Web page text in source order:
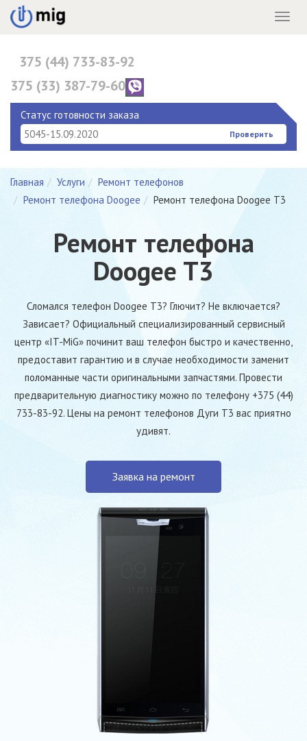
Menu
375 (44) 733-83-92
375 (33) 387-79-60
375 (17) 396-10-82
Статус готовности заказа
Проверить
Главная Услуги
Ремонт телефонов
Ремонт телефона Doogee
Ремонт телефона Doogee T3
Ремонт телефона
Doogee T3
Сломался телефон Doogee T3? Глючит? Не включается?
Зависает? Официальный специализированный сервисный
центр «IT-MiG» починит ваш телефон быстро и качественно,
предоставит гарантию и в случае необходимости заменит
поломанные части оригинальными запчастями. Провести
предварительную диагностику можно по телефону +375 (44)
733-83-92. Цены на ремонт телефонов Дуги Т3 вас приятно
удивят.
Заявка на ремонт